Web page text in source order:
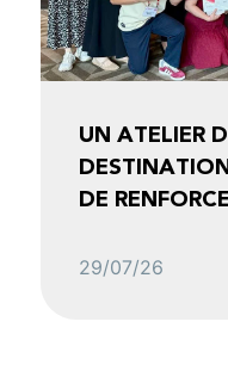
UN ATELIER
DE
29/07/26